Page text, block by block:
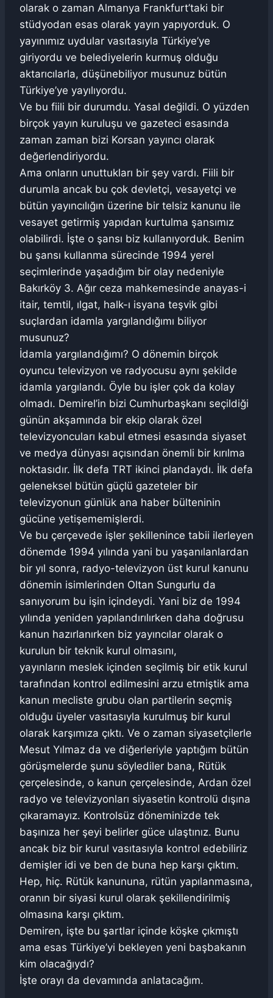
olarak o zaman Almanya Frankfurt’taki bir
stüdyodan esas olarak yayın yapıyorduk. O
yayınımız uydular vasıtasıyla Türkiye’ye
giriyordu ve belediyelerin kurmuş olduğu
aktarıcılarla, düşünebiliyor musunuz bütün
Türkiye’ye yayılıyordu.
Ve bu fiili bir durumdu. Yasal değildi. O yüzden
birçok yayın kuruluşu ve gazeteci esasında
zaman zaman bizi Korsan yayıncı olarak
değerlendiriyordu.
Ama onların unuttukları bir şey vardı. Fiili bir
durumla ancak bu çok devletçi, vesayetçi ve
bütün yayıncılığın üzerine bir telsiz kanunu ile
vesayet getirmiş yapıdan kurtulma şansımız
olabilirdi. İşte o şansı biz kullanıyorduk. Benim
bu şansı kullanma sürecinde 1994 yerel
seçimlerinde yaşadığım bir olay nedeniyle
Bakırköy 3. Ağır ceza mahkemesinde anayas-i
itair, temtil, ılgat, halk-ı isyana teşvik gibi
suçlardan idamla yargılandığımı biliyor
musunuz?
İdamla yargılandığımı? O dönemin birçok
oyuncu televizyon ve radyocusu aynı şekilde
idamla yargılandı. Öyle bu işler çok da kolay
olmadı. Demirel’in bizi Cumhurbaşkanı seçildiği
günün akşamında bir ekip olarak özel
televizyoncuları kabul etmesi esasında siyaset
ve medya dünyası açısından önemli bir kırılma
noktasıdır. İlk defa TRT ikinci plandaydı. İlk defa
geleneksel bütün güçlü gazeteler bir
televizyonun günlük ana haber bülteninin
gücüne yetişememişlerdi.
Ve bu çerçevede işler şekillenince tabii ilerleyen
dönemde 1994 yılında yani bu yaşanılanlardan
bir yıl sonra, radyo-televizyon üst kurul kanunu
dönemin isimlerinden Oltan Sungurlu da
sanıyorum bu işin içindeydi. Yani biz de 1994
yılında yeniden yapılandırılırken daha doğrusu
kanun hazırlanırken biz yayıncılar olarak o
kurulun bir teknik kurul olmasını,
yayınların meslek içinden seçilmiş bir etik kurul
tarafından kontrol edilmesini arzu etmiştik ama
kanun mecliste grubu olan partilerin seçmiş
olduğu üyeler vasıtasıyla kurulmuş bir kurul
olarak karşımıza çıktı. Ve o zaman siyasetçilerle
Mesut Yılmaz da ve diğerleriyle yaptığım bütün
görüşmelerde şunu söylediler bana, Rütük
çerçelesinde, o kanun çerçelesinde, Ardan özel
radyo ve televizyonları siyasetin kontrolü dışına
çıkaramayız. Kontrolsüz döneminizde tek
başınıza her şeyi belirler güce ulaştınız. Bunu
ancak biz bir kurul vasıtasıyla kontrol edebiliriz
demişler idi ve ben de buna hep karşı çıktım.
Hep, hiç. Rütük kanununa, rütün yapılanmasına,
oranın bir siyasi kurul olarak şekillendirilmiş
olmasına karşı çıktım.
Demiren, işte bu şartlar içinde köşke çıkmıştı
ama esas Türkiye’yi bekleyen yeni başbakanın
kim olacağıydı?
İşte orayı da devamında anlatacağım.